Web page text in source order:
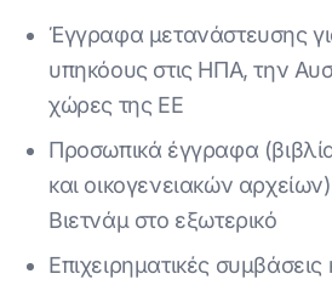
Έγγραφα μετανάστευσης
υπηκόους στις ΗΠΑ, την
χώρες της ΕΕ
Προσωπικά έγγραφα
και οικογενειακών
Βιετνάμ στο εξωτερικό
Επιχειρηματικές συμβάσεις